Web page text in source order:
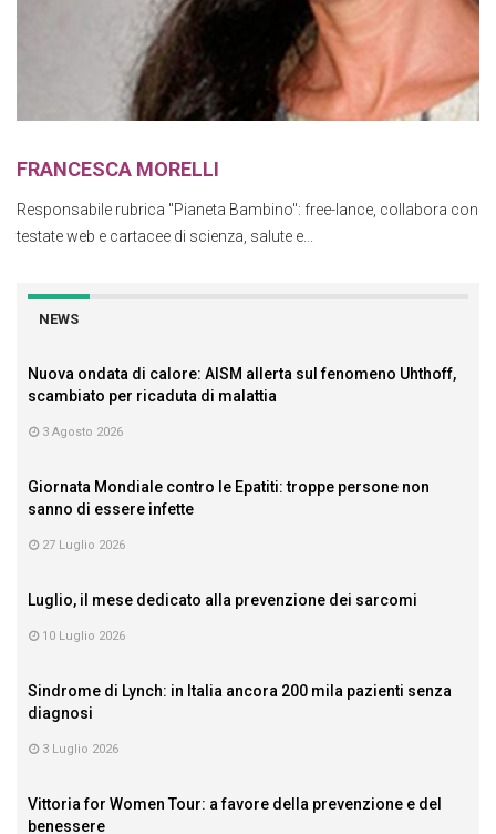
FRANCESCA MORELLI
Responsabile rubrica "Pianeta Bambino": free-lance, collabora con
testate web e cartacee di scienza, salute e...
NEWS
Nuova ondata di calore: AISM allerta sul fenomeno Uhthoff,
scambiato per ricaduta di malattia
3 Agosto 2026
Giornata Mondiale contro le Epatiti: troppe persone non
sanno di essere infette
27 Luglio 2026
Luglio, il mese dedicato alla prevenzione dei sarcomi
10 Luglio 2026
Sindrome di Lynch: in Italia ancora 200 mila pazienti senza
diagnosi
3 Luglio 2026
Vittoria for Women Tour: a favore della prevenzione e del
benessere